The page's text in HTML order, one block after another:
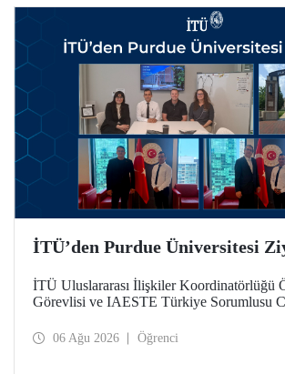
İTÜ’den Purdue Üniversitesi
İTÜ Uluslararası İlişkiler Koordinatörlüğü
Görevlisi ve IAESTE Türkiye Sorumlusu
Temmuz tarihlerinde ABD’de dünyanın
06 Ağu 2026 Öğrenci